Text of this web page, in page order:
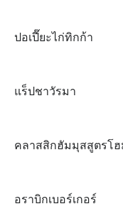
ปอเปี๊ยะไก่ทิกก้า
แร็ปชาวัรมา
คลาสสิกฮัมมุสสูตรโฮ
อราบิกเบอร์เกอร์